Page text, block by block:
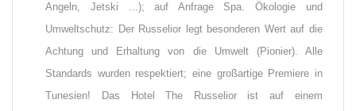
Angeln, Jetski ...); auf Anfrage Spa. Ökologie und
Umweltschutz: Der Russelior legt besonderen Wert auf die
Achtung und Erhaltung von die Umwelt (Pionier). Alle
Standards wurden respektiert; eine großartige Premiere in
Tunesien! Das Hotel The Russelior ist auf einem